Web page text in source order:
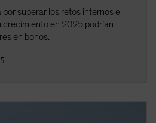
por superar los retos internos e
crecimiento en 2025 podrían
en bonos.